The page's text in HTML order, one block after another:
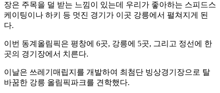
장은 주목을 덜 받는 느낌이 있는데 우리가 좋아하는 스피드스
케이팅이나 하키 등 멋진 경기가 이곳 강릉에서 펼쳐지게 된
다.
이번 동계올림픽은 평창에 6곳, 강릉에 5곳, 그리고 정선에 한
곳의 경기장에서 치른다.
이날은 쓰레기매립지를 개발하여 최첨단 빙상경기장으로 탈
바꿈한 강릉 올림픽파크를 견학했다.